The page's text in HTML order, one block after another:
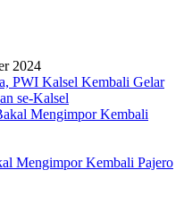
2024
PWI Kalsel Kembali Gelar
se-Kalsel
Mengimpor Kembali Pajero